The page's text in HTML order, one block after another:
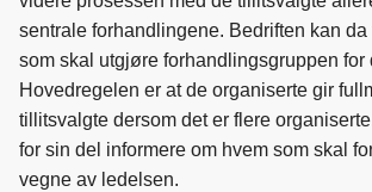
sentrale forhandlingene. Bedriften kan da
som skal utgjøre forhandlingsgruppen for
Hovedregelen er at de organiserte gir
tillitsvalgte dersom det er flere
for sin del informere om hvem som skal
vegne av ledelsen.